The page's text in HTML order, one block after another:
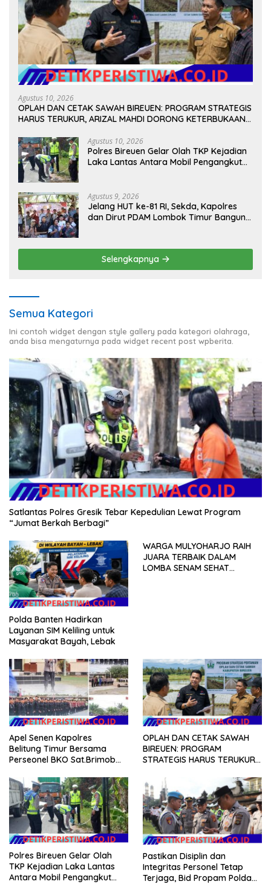
Agustus 10, 2026
OPLAH DAN CETAK SAWAH BIREUEN: PROGRAM STRATEGIS
HARUS TERUKUR, ARIZAL MAHDI DORONG KETERBUKAAN
Agustus 10, 2026
Polres Bireuen Gelar Olah TKP Kejadian
Laka Lantas Antara Mobil Pengangkut
Agustus 9, 2026
Jelang HUT ke-81 RI, Sekda, Kapolres
dan Dirut PDAM Lombok Timur Bangun
Selengkapnya
Semua Kategori
Ini contoh widget dengan style gallery pada kategori olahraga,
anda bisa mengaturnya pada widget recent post wpberita.
Satlantas Polres Gresik Tebar Kepedulian Lewat Program
“Jumat Berkah Berbagi”
Polda Banten Hadirkan
Layanan SIM Keliling untuk
Masyarakat Bayah, Lebak
WARGA MULYOHARJO RAIH
JUARA TERBAIK DALAM
LOMBA SENAM SEHAT
Apel Senen Kapolres
Belitung Timur Bersama
Perseonel BKO Sat.Brimob
OPLAH DAN CETAK SAWAH
BIREUEN: PROGRAM
STRATEGIS HARUS TERUKUR,
KETERBUKAAN DATA
Polres Bireuen Gelar Olah
TKP Kejadian Laka Lantas
Antara Mobil Pengangkut
Pastikan Disiplin dan
Integritas Personel Tetap
Terjaga, Bid Propam Polda